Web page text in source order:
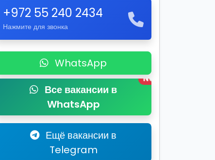
+972 55 240 2434
Нажмите для звонка
WhatsApp
Все вакансии в
WhatsApp
New
Ещё вакансии в
Telegram